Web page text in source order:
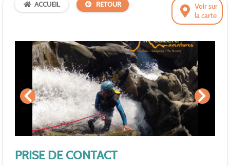
Voir sur
la carte
ACCUEIL RETOUR
PRISE DE CONTACT